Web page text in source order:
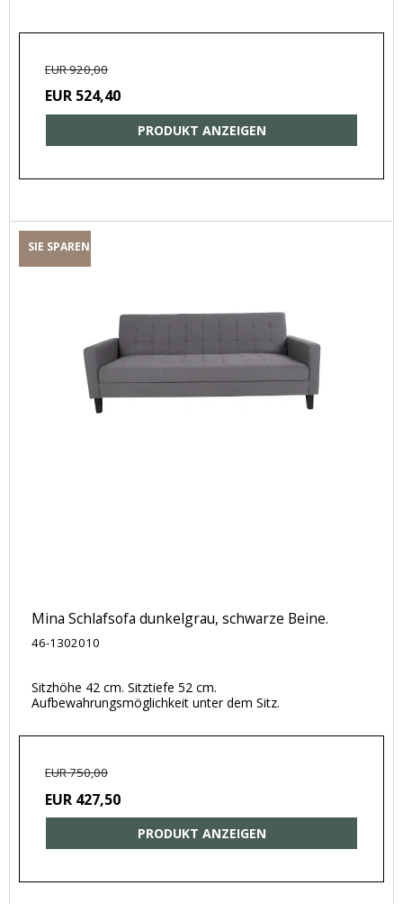
EUR 920,00
EUR 524,40
PRODUKT ANZEIGEN
SIE SPAREN
Mina Schlafsofa dunkelgrau, schwarze Beine.
46-1302010
Sitzhöhe 42 cm. Sitztiefe 52 cm.
Aufbewahrungsmöglichkeit unter dem Sitz.
EUR 750,00
EUR 427,50
PRODUKT ANZEIGEN